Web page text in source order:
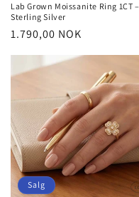
Lab Grown Moissanite Ring 1CT –
Sterling Silver
Vanlig
pris
1.790,00 NOK
Salg